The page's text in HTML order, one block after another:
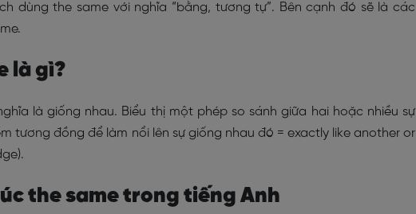
dùng the same với nghĩa “bằng, tương tự”. Bên cạnh đó sẽ là các
là gì?
là giống nhau. Biểu thị một phép so sánh giữa hai hoặc nhiều sự
tương đồng để làm nổi lên sự giống nhau đó = exactly like another or
the same trong tiếng Anh